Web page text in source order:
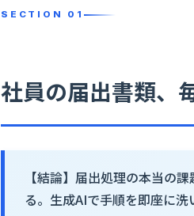
社員の届出書類、
【結論】届出処理の本当の
る。生成AIで手順を即座に洗